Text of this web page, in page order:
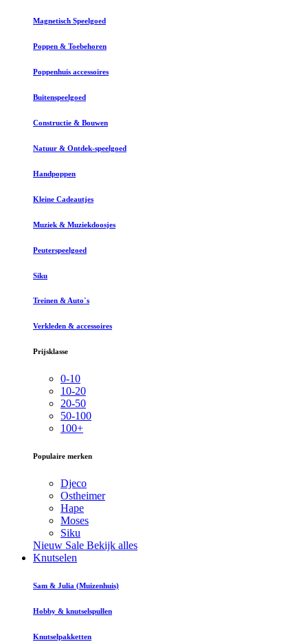
Magnetisch Speelgoed
Poppen & Toebehoren
Poppenhuis accessoires
Buitenspeelgoed
Constructie & Bouwen
Natuur & Ontdek-speelgoed
Handpoppen
Kleine Cadeautjes
Muziek & Muziekdoosjes
Peuterspeelgoed
Siku
Treinen & Auto`s
Verkleden & accessoires
Prijsklasse
0-10
10-20
20-50
50-100
100+
Populaire merken
Djeco
Ostheimer
Hape
Moses
Siku
Nieuw Sale Bekijk alles
Knutselen
Sam & Julia (Muizenhuis)
Hobby & knutselspullen
Knutselpakketten